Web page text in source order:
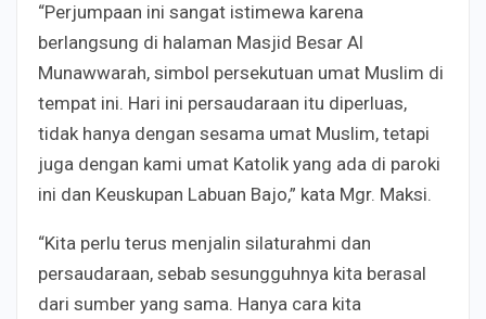
“Perjumpaan ini sangat istimewa karena
berlangsung di halaman Masjid Besar Al
Munawwarah, simbol persekutuan umat Muslim di
tempat ini. Hari ini persaudaraan itu diperluas,
tidak hanya dengan sesama umat Muslim, tetapi
juga dengan kami umat Katolik yang ada di paroki
ini dan Keuskupan Labuan Bajo,” kata Mgr. Maksi.
“Kita perlu terus menjalin silaturahmi dan
persaudaraan, sebab sesungguhnya kita berasal
dari sumber yang sama. Hanya cara kita